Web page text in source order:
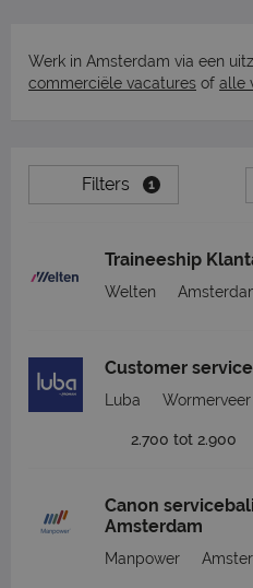
Werk in Amsterdam via een
commerciële vacatures of alle
Filters 1
Traineeship
Welten
Customer
Luba Wormerveer
2.700 tot 2.900
Canon
Amsterdam
Manpower